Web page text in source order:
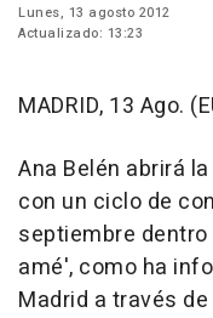
Lunes, 13 agosto 2012
Actualizado: 13:23
MADRID, 13 Ago.
Ana Belén abrirá
con un ciclo de
septiembre dentro
amé', como ha
Madrid a través